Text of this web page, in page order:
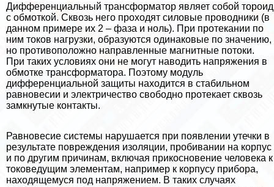
Дифференциальный трaнcформатор являет собой тороид
с обмоткой. Сквозь него проходят силовые проводники (в
данном примере их 2 – фаза и ноль). При протекании по
ним токов нагрузки, образуются одинаковые по значению,
но противоположно направленные магнитные потоки.
При таких условиях они не могут наводить напряжения в
обмотке трaнcформатора. Поэтому модуль
дифференциальной защиты находится в стабильном
равновесии и электричество свободно протекает сквозь
замкнутые контакты.
Равновесие системы нарушается при появлении утечки в
результате повреждения изоляции, пробивании на корпус
и по другим причинам, включая прикосновение человека к
токоведущим элементам, например к корпусу прибора,
находящемуся под напряжением. В таких случаях